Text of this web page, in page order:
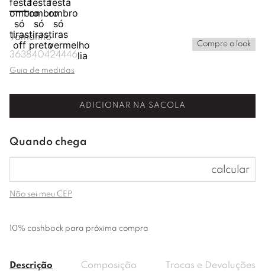
Tamanho
363840424446
Compre o look
Guia de medidas
ADICIONAR NA SACOLA
Não sei meu CEP
10% cashback para próxima compra
Descrição Composição Trocas e Devoluções